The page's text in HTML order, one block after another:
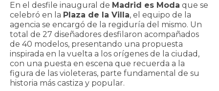
En el desfile inaugural de Madrid es Moda que se
celebró en la Plaza de la Villa, el equipo de la
agencia se encargó de la regiduría del mismo. Un
total de 27 diseñadores desfilaron acompañados
de 40 modelos, presentando una propuesta
inspirada en la vuelta a los orígenes de la ciudad,
con una puesta en escena que recuerda a la
figura de las violeteras, parte fundamental de su
historia más castiza y popular.